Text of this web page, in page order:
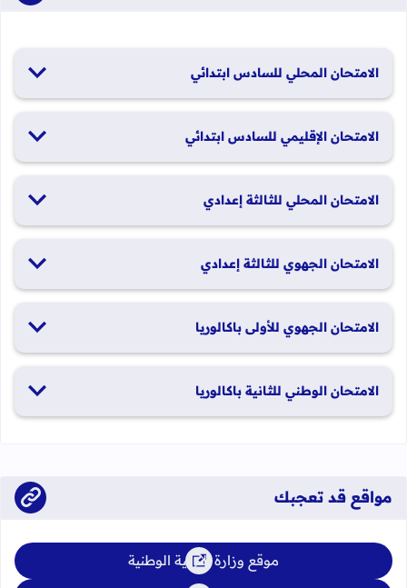
الامتحان المحلي للسادس ابتدائي
الامتحان الإقليمي للسادس ابتدائي
الامتحان المحلي للثالثة إعدادي
الامتحان الجهوي للثالثة إعدادي
الامتحان الجهوي للأولى باكالوريا
2026
الامتحان الوطني للثانية باكالوريا
مواقع قد تعجبك
موقع وزارة التربية الوطنية